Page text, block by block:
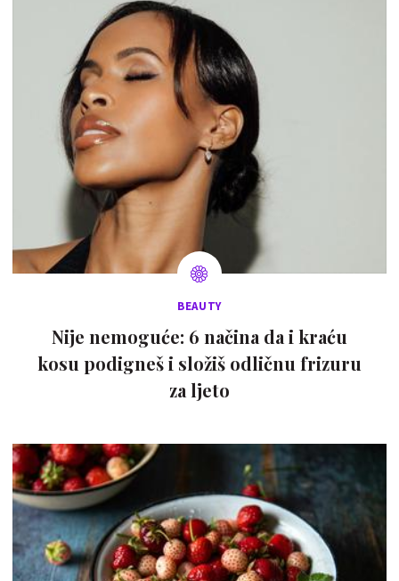
BEAUTY
Nije nemoguće: 6 načina da i kraću
kosu podigneš i složiš odličnu frizuru
za ljeto